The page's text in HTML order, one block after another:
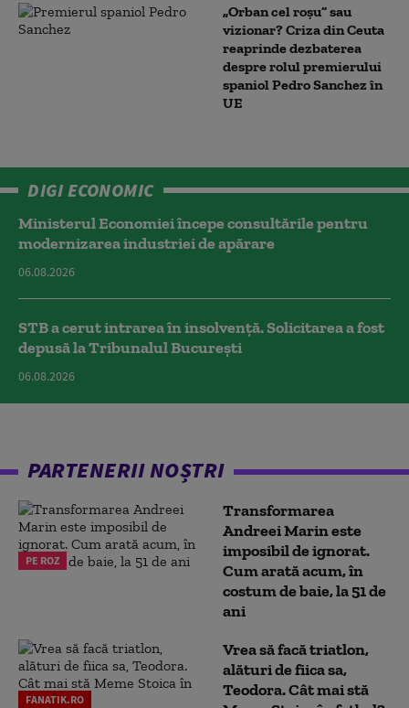
„Orban cel roșu” sau
vizionar? Criza din Ceuta
reaprinde dezbaterea
despre rolul premierului
spaniol Pedro Sanchez în
UE
DIGI ECONOMIC
Ministerul Economiei începe consultările pentru
modernizarea industriei de apărare
06.08.2026
STB a cerut intrarea în insolvență. Solicitarea a fost
depusă la Tribunalul București
06.08.2026
PARTENERII NOȘTRI
PE ROZ
Transformarea
Andreei Marin este
imposibil de ignorat.
Cum arată acum, în
costum de baie, la 51 de
ani
FANATIK.RO
Vrea să facă triatlon,
alături de fiica sa,
Teodora. Cât mai stă